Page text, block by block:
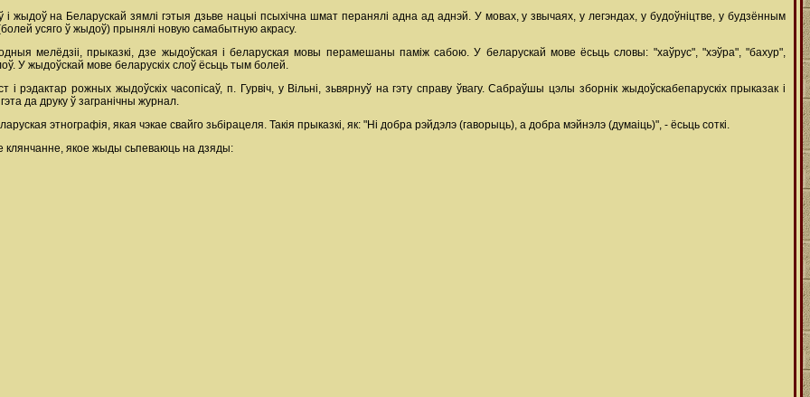
жыдоў на Беларускай зямлі гэтыя дзьве нацыі псыхічна шмат перанялі адна ад аднэй. У мовах, у звычаях, у легэндах, у будоўніцтве, у будзённым
усяго ў жыдоў) прынялі новую самабытную акрасу.
мелёдзіі, прыказкі, дзе жыдоўская і беларуская мовы перамешаны паміж сабою. У беларускай мове ёсьць словы: "хаўрус", "хэўра", "бахур",
У жыдоўскай мове беларускіх слоў ёсьць тым болей.
і рэдактар рожных жыдоўскіх часопісаў, п. Гурвіч, у Вільні, зьвярнуў на гэту справу ўвагу. Сабраўшы цэлы зборнік жыдоўскабепарускіх прыказак і
да друку ў загранічны журнал.
этнографія, якая чэкае свайго зьбірацеля. Такія прыказкі, як: "Ні добра рэйдэлэ (гаворыць), а добра мэйнэлэ (думаіць)", - ёсьць соткі.
клянчанне, якое жыды сьпеваюць на дзяды: